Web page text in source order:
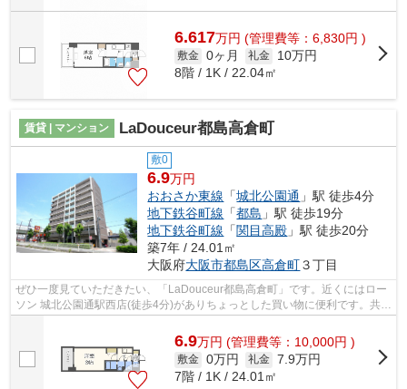
6.617万円 (管理費等：6,830円 )
敷金 0ヶ月 礼金
10万円
8階 / 1K / 22.04㎡
賃貸 | マンション LaDouceur都島高倉町
敷0
6.9万円
おおさか東線 「城北公園通 」駅 徒歩4分
地下鉄谷町線 「都島 」駅 徒歩19分
地下鉄谷町線 「関目高殿 」駅 徒歩20分
築7年 / 24.01㎡
大阪府大阪市都島区高倉町３丁目
ぜひ一度見ていただきたい、「LaDouceur都島高倉町」です。近くにはロー
ソン 城北公園通駅西店(徒歩4分)がありちょっとした買い物に便利です。共用
部にはエレベータ・敷地内ごみ置き場...
6.9万円 (管理費等：10,000円 )
敷金 0万円 礼金 7.9万円
7階 / 1K / 24.01㎡